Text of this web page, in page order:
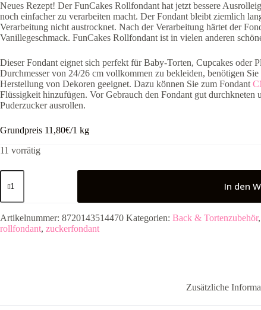
Neues Rezept! Der FunCakes Rollfondant hat jetzt bessere
noch einfacher zu verarbeiten macht. Der Fondant bleibt ziemlich
Verarbeitung nicht austrocknet. Nach der Verarbeitung härtet der
Vanillegeschmack. FunCakes Rollfondant ist in vielen anderen
Dieser Fondant eignet sich perfekt für Baby-Torten, Cupcakes oder
Durchmesser von 24/26 cm vollkommen zu bekleiden, benötigen
Herstellung von Dekoren geeignet. Dazu können Sie zum Fondant
Flüssigkeit hinzufügen. Vor Gebrauch den Fondant gut durchkneten
Puderzucker ausrollen.
Grundpreis 11,80€/1 kg
11 vorrätig
FunCakes
Fondant
-
Mellow
Yellow
Menge
In den
Artikelnummer: 8720143514470 Kategorien: Back & Tortenzubehör,
rollfondant, zuckerfondant
Zusätzliche